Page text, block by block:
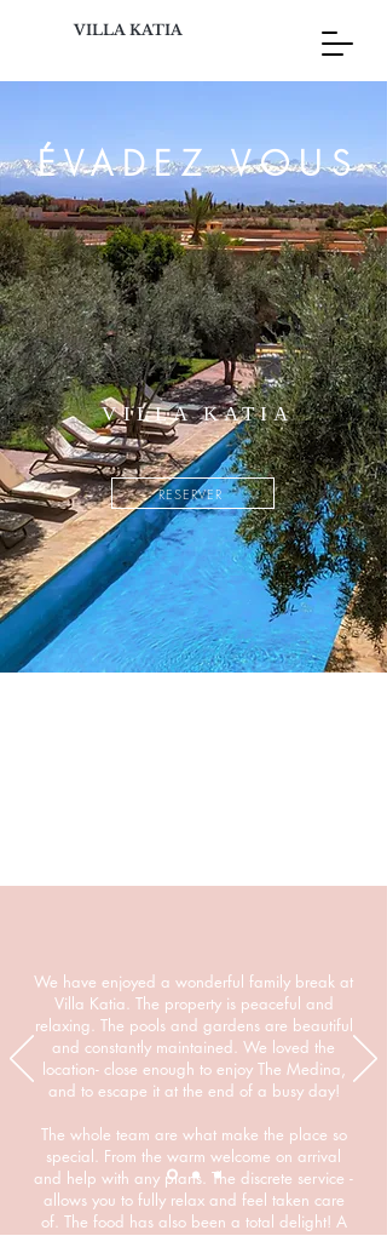
VILLA KATIA
ÉVADEZ VOUS
VILLA KATIA
RESERVER
We have enjoyed a wonderful family break at
Villa Katia. The property is peaceful and
relaxing. The pools and gardens are beautiful
and constantly maintained. We loved the
location- close enough to enjoy The Medina,
and to escape it at the end of a busy day!
The whole team are what make the place so
special. From the warm welcome on arrival
and help with any plans. The discrete service -
allows you to fully relax and feel taken care
of. The food has also been a total delight! A